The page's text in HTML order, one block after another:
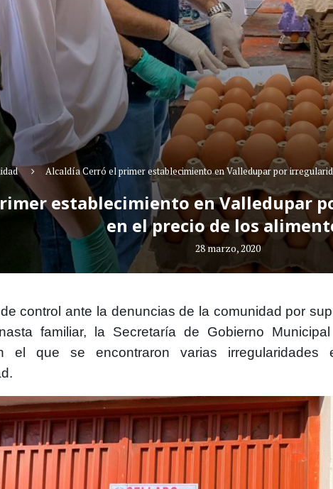
Alcaldía Cerró el primer establecimiento en Valledupar por
establecimiento en Valledupar
en el precio de los
28 marzo, 2020
control ante la denuncias de la comunidad por
familiar, la Secretaría de Gobierno
el que se encontraron varias irregularidades